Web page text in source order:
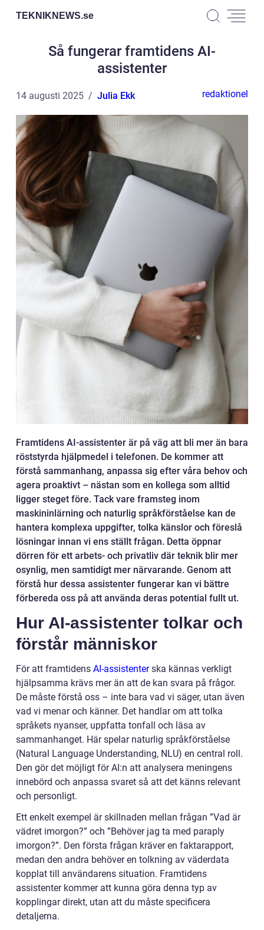
TEKNIKNEWS.se
Så fungerar framtidens AI-
assistenter
14 augusti 2025 Julia Ekk redaktionel
Framtidens AI-assistenter är på väg att bli mer än bara
röststyrda hjälpmedel i telefonen. De kommer att
förstå sammanhang, anpassa sig efter våra behov och
agera proaktivt – nästan som en kollega som alltid
ligger steget före. Tack vare framsteg inom
maskininlärning och naturlig språkförståelse kan de
hantera komplexa uppgifter, tolka känslor och föreslå
lösningar innan vi ens ställt frågan. Detta öppnar
dörren för ett arbets- och privatliv där teknik blir mer
osynlig, men samtidigt mer närvarande. Genom att
förstå hur dessa assistenter fungerar kan vi bättre
förbereda oss på att använda deras potential fullt ut.
Hur AI-assistenter tolkar och
förstår människor
För att framtidens AI-assistenterska kännas verkligt
hjälpsamma krävs mer än att de kan svara på frågor.
De måste förstå oss – inte bara vad vi säger, utan även
vad vi menar och känner. Det handlar om att tolka
språkets nyanser, uppfatta tonfall och läsa av
sammanhanget. Här spelar naturlig språkförståelse
(Natural Language Understanding, NLU) en central roll.
Den gör det möjligt för AI:n att analysera meningens
innebörd och anpassa svaret så att det känns relevant
och personligt.
Ett enkelt exempel är skillnaden mellan frågan ”Vad är
vädret imorgon?” och ”Behöver jag ta med paraply
imorgon?”. Den första frågan kräver en faktarapport,
medan den andra behöver en tolkning av väderdata
kopplat till användarens situation. Framtidens
assistenter kommer att kunna göra denna typ av
kopplingar direkt, utan att du måste specificera
detaljerna.